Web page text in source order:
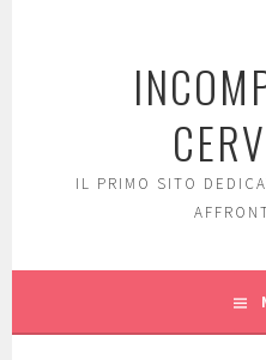
IL PRIMO SITO